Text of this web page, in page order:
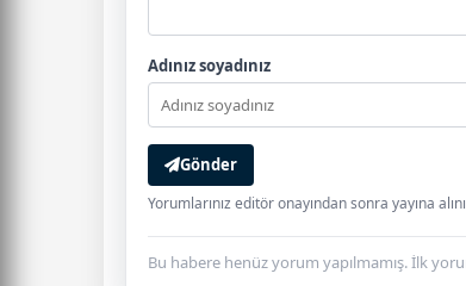
Adınız soyadınız
Gönder
Yorumlarınız editör onayından sonra yayına
Bu habere henüz yorum yapılmamış. İlk